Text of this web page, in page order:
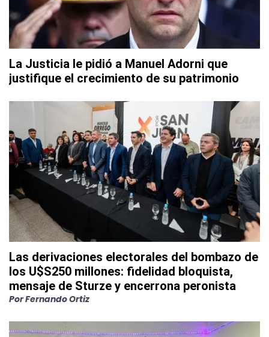
La Justicia le pidió a Manuel Adorni que
justifique el crecimiento de su patrimonio
Las derivaciones electorales del bombazo de
los U$S250 millones: fidelidad bloquista,
mensaje de Sturze y encerrona peronista
PorFernando Ortiz